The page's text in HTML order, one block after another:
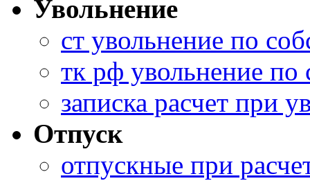
Увольнение
ст увольнение по
тк рф увольнение
записка расчет при
Отпуск
отпускные при